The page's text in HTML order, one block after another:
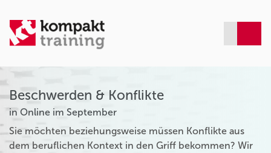
Beschwerden & Konflikte
in Online im September
Sie möchten beziehungsweise müssen Konflikte aus
dem beruflichen Kontext in den Griff bekommen? Wir